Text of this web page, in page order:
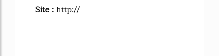
Site :http://